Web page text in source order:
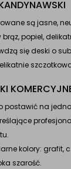
są jasne,
popiel,
się deski o
postawić na
kolory: grafit,
szarość.